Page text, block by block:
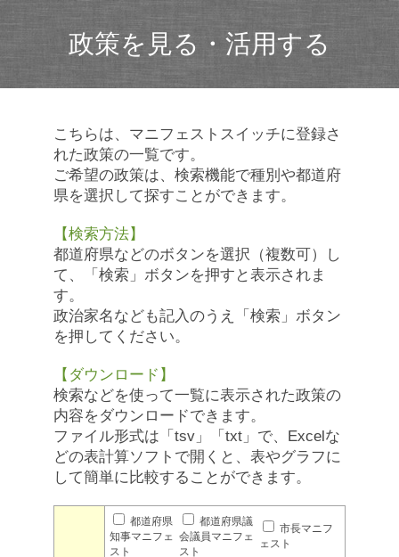
政策を見る・活用する
こちらは、マニフェストスイッチに登録さ
れた政策の一覧です。
ご希望の政策は、検索機能で種別や都道府
県を選択して探すことができます。
【検索方法】
都道府県などのボタンを選択（複数可）し
て、「検索」ボタンを押すと表示されま
す。
政治家名なども記入のうえ「検索」ボタン
を押してください。
【ダウンロード】
検索などを使って一覧に表示された政策の
内容をダウンロードできます。
ファイル形式は「tsv」「txt」で、Excelな
どの表計算ソフトで開くと、表やグラフに
して簡単に比較することができます。
都道府県
知事マニフェ
スト
都道府県議
会議員マニフェ
スト
市長マニフ
ェスト